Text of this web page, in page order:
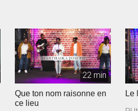
22 min
Que ton nom raisonne en
ce lieu
Le